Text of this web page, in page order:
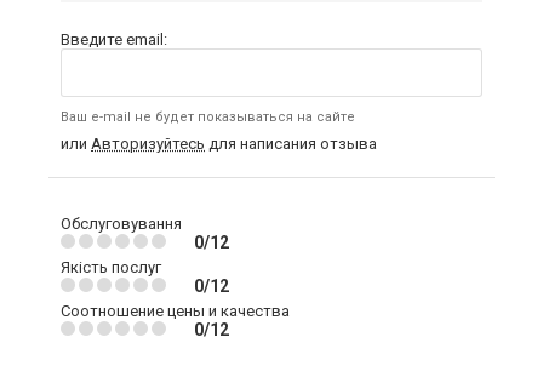
Введите email:
Ваш e-mail не будет показываться на сайте
или Авторизуйтесь для написания отзыва
Обслуговування
0/12
Якість послуг
0/12
Соотношение цены и качества
0/12